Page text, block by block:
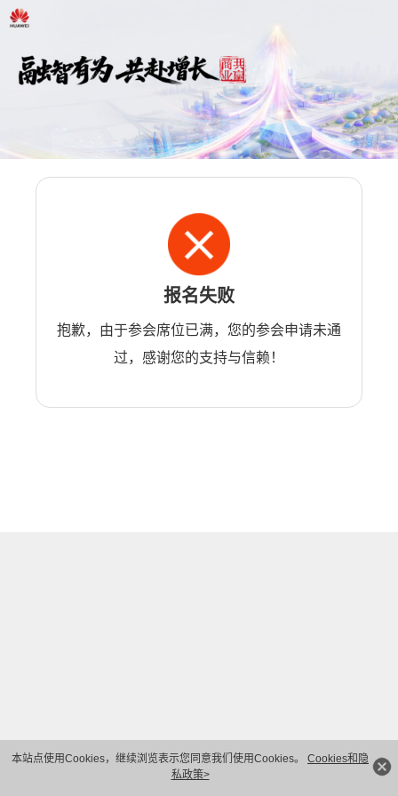
本站点使用Cookies，继续浏览表示您同意我们使用Cookies。 Cookies和隐
私政策>
报名失败
抱歉，由于参会席位已满，您的参会申请未通
过，感谢您的支持与信赖！